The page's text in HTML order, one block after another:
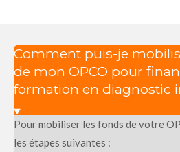
Comment puis-je
de mon OPCO pour
formation en diagnostic
Pour mobiliser les fonds de votre
les étapes suivantes :